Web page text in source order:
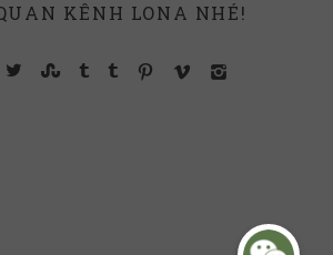
KÊNH LONA NHÉ!